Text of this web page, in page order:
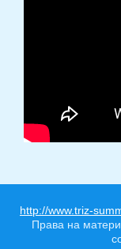
http://www.triz-
Права на